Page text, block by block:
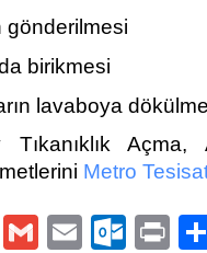
gönderilmesi
birikmesi
lavaboya
Tıkanıklık
Metro
YahooGmailEmail